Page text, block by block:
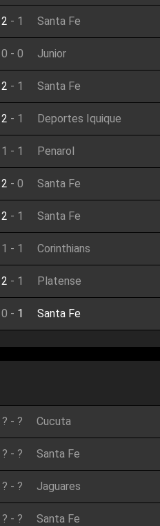
2 - 1 Santa Fe
0 - 0 Junior
2 - 1 Santa Fe
2 - 1 Deportes Iquique
1 - 1 Penarol
2 - 0 Santa Fe
2 - 1 Santa Fe
1 - 1 Corinthians
2 - 1 Platense
0 - 1 Santa Fe
? - ? Cucuta
? - ? Santa Fe
? - ? Jaguares
? - ? Santa Fe